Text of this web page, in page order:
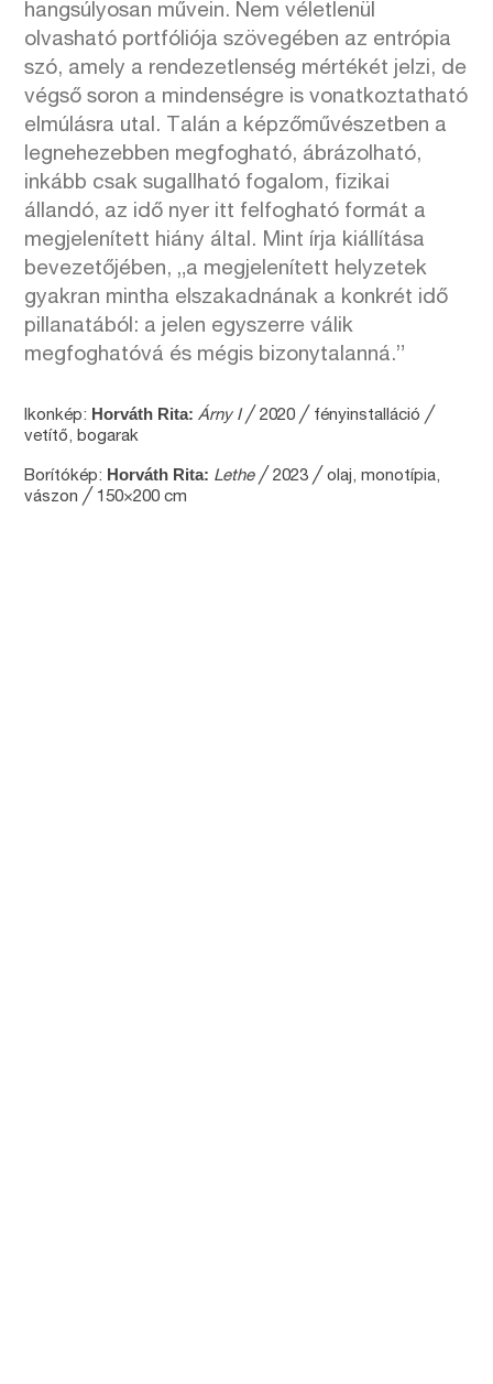
hangsúlyosan művein. Nem véletlenül
olvasható portfóliója szövegében az entrópia
szó, amely a rendezetlenség mértékét jelzi, de
végső soron a mindenségre is vonatkoztatható
elmúlásra utal. Talán a képzőművészetben a
legnehezebben megfogható, ábrázolható,
inkább csak sugallható fogalom, fizikai
állandó, az idő nyer itt felfogható formát a
megjelenített hiány által. Mint írja kiállítása
bevezetőjében, „a megjelenített helyzetek
gyakran mintha elszakadnának a konkrét idő
pillanatából: a jelen egyszerre válik
megfoghatóvá és mégis bizonytalanná.”
Ikonkép: Horváth Rita: Árny I╱ 2020 ╱ fényinstalláció ╱
vetítő, bogarak
Borítókép: Horváth Rita: Lethe╱ 2023 ╱ olaj, monotípia,
vászon ╱ 150×200 cm